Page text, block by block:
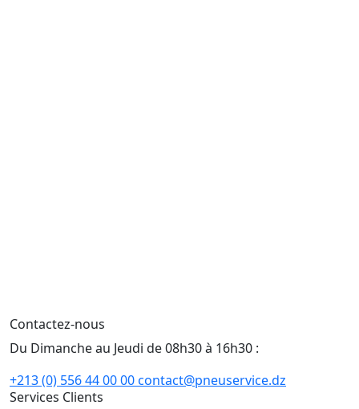
Contactez-nous
Du Dimanche au Jeudi de 08h30 à 16h30 :
+213 (0) 556 44 00 00contact@pneuservice.dz
Services Clients